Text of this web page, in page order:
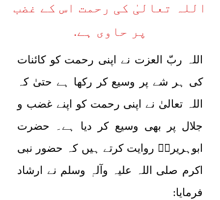
اللہ تعالیٰ کی رحمت اس کے غضب
پر حاوی ہے.
اللہ ربّ العزت نے اپنی رحمت کو کائنات
کی ہر شے پر وسیع کر رکھا ہے حتیٰ کہ
اللہ تعالیٰ نے اپنی رحمت کو اپنے غضب و
جلال پر بھی وسیع کر دیا ہے۔ حضرت
ابوہریرہؓ روایت کرتے ہیں کہ حضور نبی
اکرم صلی اللہ علیہ وآلہٖ وسلم نے ارشاد
فرمایا: